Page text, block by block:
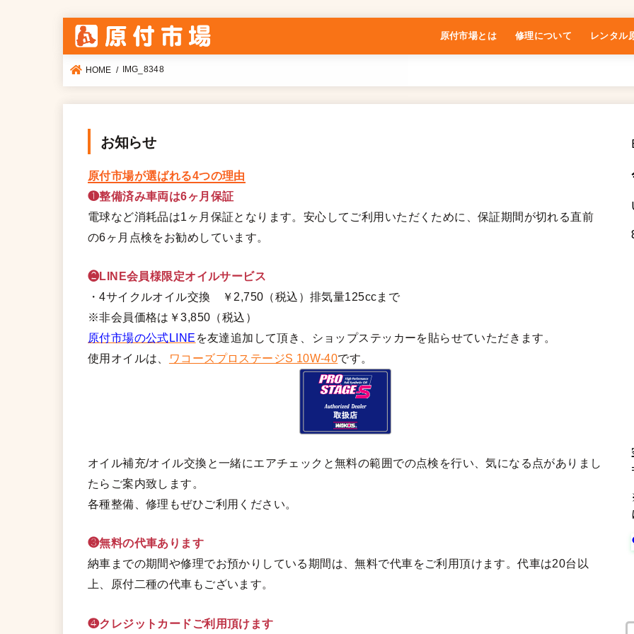
原付市場とは 修理について レンタル
HOME IMG_8348
お知らせ
原付市場が選ばれる4つの理由
❶整備済み車両は6ヶ月保証
電球など消耗品は1ヶ月保証となります。安心してご利用いただくために、保証期間が切れる直前
の6ヶ月点検をお勧めしています。
❷LINE会員様限定オイルサービス
・4サイクルオイル交換 ￥2,750（税込）排気量125ccまで
※非会員価格は￥3,850（税込）
原付市場の公式LINE を友達追加して頂き、ショップステッカーを貼らせていただきます。
使用オイルは、
ワコーズプロステージS 10W-40です。
オイル補充/オイル交換と一緒にエアチェックと無料の範囲での点検を行い、気になる点がありまし
たらご案内致します。
各種整備、修理もぜひご利用ください。
❸無料の代車あります
納車までの期間や修理でお預かりしている期間は、無料で代車をご利用頂けます。代車は20台以
上、原付二種の代車もございます。
❹クレジットカードご利用頂けます